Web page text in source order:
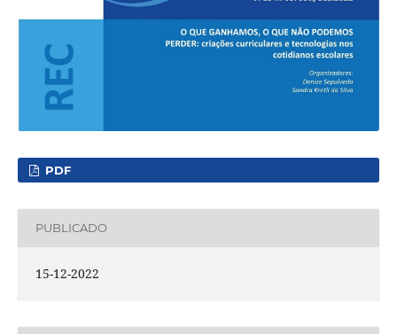
PDF
PUBLICADO
15-12-2022